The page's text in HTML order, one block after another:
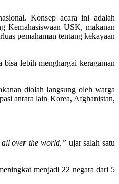
Konsep acara ini adalah
Kemahasiswaan USK, makanan
pemahaman tentang kekayaan
lebih menghargai keragaman
diolah langsung oleh warga
antara lain Korea, Afghanistan,
all over the world,” ujar salah satu
menjadi 22 negara dari 5